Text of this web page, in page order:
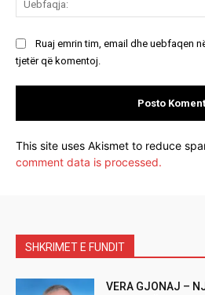
Ruaj emrin tim, email dhe uebfaqen
tjetër që komentoj.
This site uses Akismet to reduce
comment data is processed.
SHKRIMET E FUNDIT
VERA GJONAJ –